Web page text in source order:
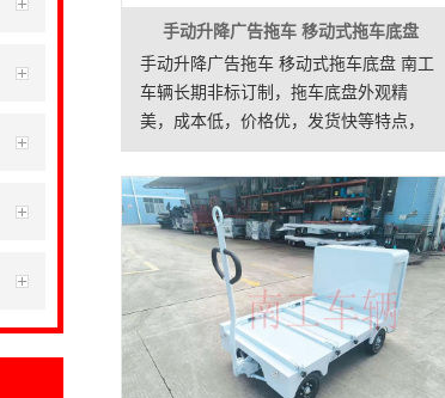
手动升降广告拖车 移动式拖车底盘
手动升降广告拖车 移动式拖车底盘 南工
车辆长期非标订制，拖车底盘外观精
美，成本低，价格优，发货快等特点，
用于移动交通指示牌，LED广告屏等户外
场所。